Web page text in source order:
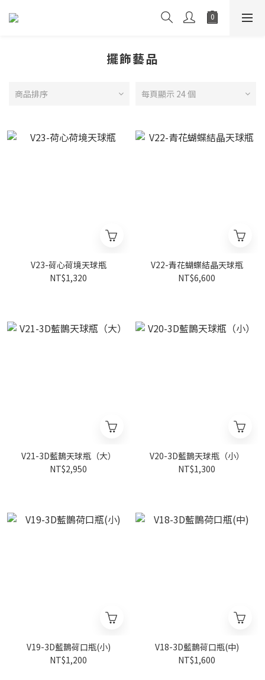
擺飾藝品
商品排序 每頁顯示 24 個
V23-荷心荷境天球瓶
NT$1,320
V22-青花蝴蝶結晶天球瓶
NT$6,600
V21-3D藍鵲天球瓶（大）
NT$2,950
V20-3D藍鵲天球瓶（小）
NT$1,300
V19-3D藍鵲荷口瓶(小)
NT$1,200
V18-3D藍鵲荷口瓶(中)
NT$1,600